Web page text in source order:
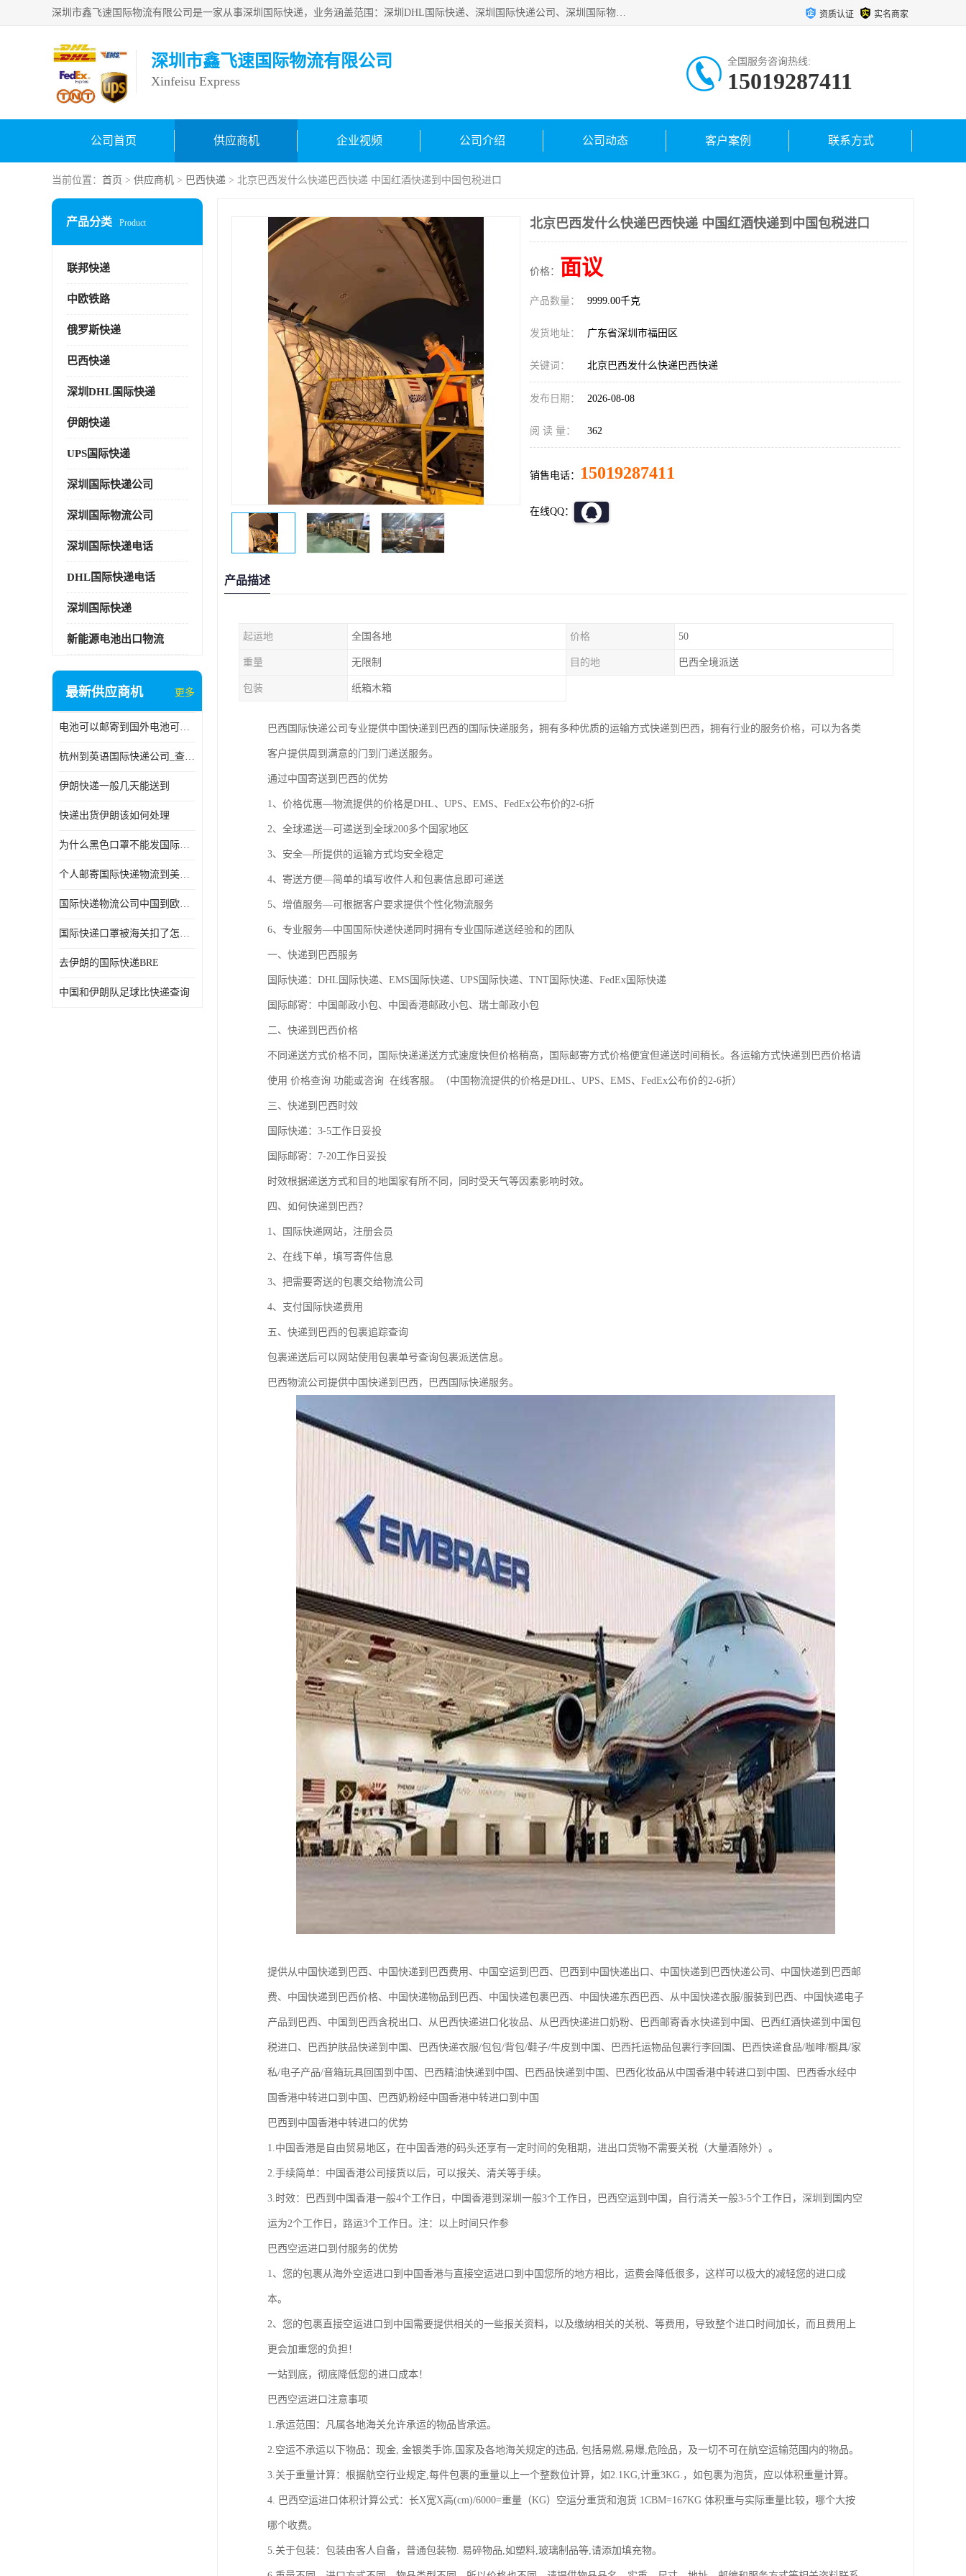
深圳市鑫飞速国际物流有限公司是一家从事深圳国际快递，业务涵盖范围：深圳DHL国际快递、深圳国际快递公司、深圳国际物流公司、深圳国际快递、深圳DHL国际快递电话可拨打全国服务热线：15019287411。欢迎各位亲来人来电到我司洽谈合作。 资质认证 实名商家
深圳市鑫飞速国际物流有限公司
Xinfeisu Express
全国服务咨询热线:
15019287411
公司首页 供应商机 企业视频 公司介绍 公司动态 客户案例 联系方式
当前位置： 首页 > 供应商机 > 巴西快递 > 北京巴西发什么快递巴西快递 中国红酒快递到中国包税进口
产品分类 Product
联邦快递
中欧铁路
俄罗斯快递
巴西快递
深圳DHL国际快递
伊朗快递
UPS国际快递
深圳国际快递公司
深圳国际物流公司
深圳国际快递电话
DHL国际快递电话
深圳国际快递
新能源电池出口物流
最新供应商机 更多
电池可以邮寄到国外电池可以发国际物流手机电池可以邮寄到国外
杭州到英语国际快递公司_查国际快递
伊朗快递一般几天能送到
快递出货伊朗该如何处理
为什么黑色口罩不能发国际快递 国际寄口罩快递需要填写信息
个人邮寄国际快递物流到美加墨西哥英国比利时荷兰波兰意大利
国际快递物流公司中国到欧洲英国法国德国能寄铁路空运海运
国际快递口罩被海关扣了怎么办
去伊朗的国际快递BRE
中国和伊朗队足球比快递查询
北京巴西发什么快递巴西快递 中国红酒快递到中国包税进口
价格： 面议
产品数量： 9999.00千克
发货地址： 广东省深圳市福田区
关键词： 北京巴西发什么快递巴西快递
发布日期： 2026-08-08
阅 读 量： 362
销售电话： 15019287411
在线QQ：
产品描述
起运地 全国各地 价格 50
重量 无限制 目的地 巴西全境派送
包装 纸箱木箱
巴西国际快递公司专业提供中国快递到巴西的国际快递服务，拥有多种优质的运输方式快递到巴西，拥有行业的服务价格，可以为各类
客户提供周到满意的门到门递送服务。
通过中国寄送到巴西的优势
1、价格优惠—物流提供的价格是DHL、UPS、EMS、FedEx公布价的2-6折
2、全球递送—可递送到全球200多个国家地区
3、安全—所提供的运输方式均安全稳定
4、寄送方便—简单的填写收件人和包裹信息即可递送
5、增值服务—可根据客户要求提供个性化物流服务
6、专业服务—中国国际快递快递同时拥有专业国际递送经验和的团队
一、快递到巴西服务
国际快递：DHL国际快递、EMS国际快递、UPS国际快递、TNT国际快递、FedEx国际快递
国际邮寄：中国邮政小包、中国香港邮政小包、瑞士邮政小包
二、快递到巴西价格
不同递送方式价格不同，国际快递递送方式速度快但价格稍高，国际邮寄方式价格便宜但递送时间稍长。各运输方式快递到巴西价格请
使用 价格查询 功能或咨询 在线客服。（中国物流提供的价格是DHL、UPS、EMS、FedEx公布价的2-6折）
三、快递到巴西时效
国际快递：3-5工作日妥投
国际邮寄：7-20工作日妥投
时效根据递送方式和目的地国家有所不同，同时受天气等因素影响时效。
四、如何快递到巴西？
1、国际快递网站，注册会员
2、在线下单，填写寄件信息
3、把需要寄送的包裹交给物流公司
4、支付国际快递费用
五、快递到巴西的包裹追踪查询
包裹递送后可以网站使用包裹单号查询包裹派送信息。
巴西物流公司提供中国快递到巴西，巴西国际快递服务。
提供从中国快递到巴西、中国快递到巴西费用、中国空运到巴西、巴西到中国快递出口、中国快递到巴西快递公司、中国快递到巴西邮
费、中国快递到巴西价格、中国快递物品到巴西、中国快递包裹巴西、中国快递东西巴西、从中国快递衣服/服装到巴西、中国快递电子
产品到巴西、中国到巴西含税出口、从巴西快递进口化妆品、从巴西快递进口奶粉、巴西邮寄香水快递到中国、巴西红酒快递到中国包
税进口、巴西护肤品快递到中国、巴西快递衣服/包包/背包/鞋子/牛皮到中国、巴西托运物品包裹行李回国、巴西快递食品/咖啡/橱具/家
私/电子产品/音箱玩具回国到中国、巴西精油快递到中国、巴西品快递到中国、巴西化妆品从中国香港中转进口到中国、巴西香水经中
国香港中转进口到中国、巴西奶粉经中国香港中转进口到中国
巴西到中国香港中转进口的优势
1.中国香港是自由贸易地区，在中国香港的码头还享有一定时间的免租期，进出口货物不需要关税（大量酒除外）。
2.手续简单：中国香港公司接货以后，可以报关、清关等手续。
3.时效：巴西到中国香港一般4个工作日，中国香港到深圳一般3个工作日，巴西空运到中国，自行清关一般3-5个工作日，深圳到国内空
运为2个工作日，路运3个工作日。注：以上时间只作参
巴西空运进口到付服务的优势
1、您的包裹从海外空运进口到中国香港与直接空运进口到中国您所的地方相比，运费会降低很多，这样可以极大的减轻您的进口成
本。
2、您的包裹直接空运进口到中国需要提供相关的一些报关资料，以及缴纳相关的关税、等费用，导致整个进口时间加长，而且费用上
更会加重您的负担！
一站到底，彻底降低您的进口成本！
巴西空运进口注意事项
1.承运范围：凡属各地海关允许承运的物品皆承运。
2.空运不承运以下物品：现金, 金银类手饰,国家及各地海关规定的违品, 包括易燃,易爆,危险品，及一切不可在航空运输范围内的物品。
3.关于重量计算：根据航空行业规定,每件包裹的重量以上一个整数位计算，如2.1KG,计重3KG.，如包裹为泡货，应以体积重量计算。
4. 巴西空运进口体积计算公式：长X宽X高(cm)/6000=重量（KG）空运分重货和泡货 1CBM=167KG 体积重与实际重量比较，哪个大按
哪个收费。
5.关于包装：包装由客人自备，普通包装物. 易碎物品,如塑料,玻璃制品等,请添加填充物。